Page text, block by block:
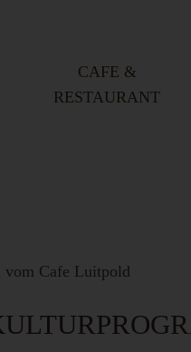
CAFE &
RESTAURANT